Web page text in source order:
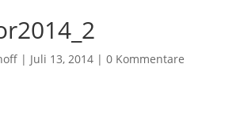
| Juli 13, 2014| 0 Kommentare